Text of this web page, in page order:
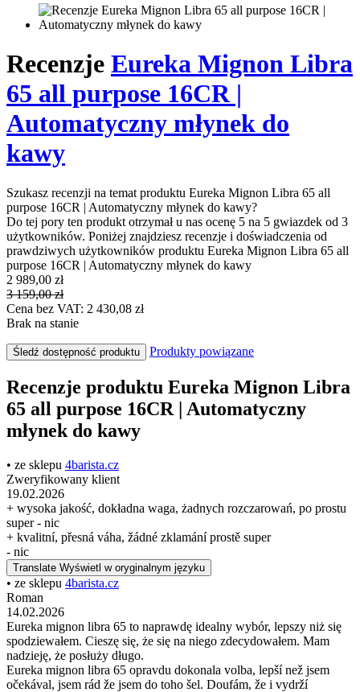
Recenzje Eureka Mignon Libra
65 all purpose 16CR |
Automatyczny młynek do
kawy
Szukasz recenzji na temat produktu Eureka Mignon Libra 65 all
purpose 16CR | Automatyczny młynek do kawy?
Do tej pory ten produkt otrzymał u nas ocenę 5 na 5 gwiazdek od 3
użytkowników. Poniżej znajdziesz recenzje i doświadczenia od
prawdziwych użytkowników produktu Eureka Mignon Libra 65 all
purpose 16CR | Automatyczny młynek do kawy
2 989,00 zł
3 159,00 zł
Cena bez VAT: 2 430,08 zł
Brak na stanie
Śledź dostępność produktu Produkty powiązane
Recenzje produktu Eureka Mignon Libra
65 all purpose 16CR | Automatyczny
młynek do kawy
• ze sklepu 4barista.cz
Zweryfikowany klient
19.02.2026
+ wysoka jakość, dokładna waga, żadnych rozczarowań, po prostu
super - nic
+ kvalitní, přesná váha, žádné zklamání prostě super
- nic
Translate Wyświetl w oryginalnym języku
• ze sklepu 4barista.cz
Roman
14.02.2026
Eureka mignon libra 65 to naprawdę idealny wybór, lepszy niż się
spodziewałem. Cieszę się, że się na niego zdecydowałem. Mam
nadzieję, że posłuży długo.
Eureka mignon libra 65 opravdu dokonala volba, lepší než jsem
očekával, jsem rád že jsem do toho šel. Doufám, že i vydrží